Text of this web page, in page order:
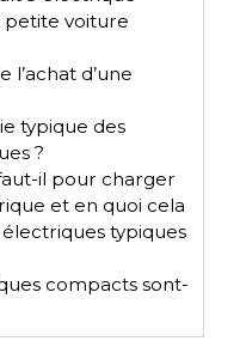
petite voiture
l’achat d’une
typique des
?
il pour charger
et en quoi cela
typiques
compacts sont-